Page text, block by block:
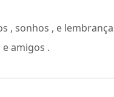
, sonhos , e
amigos .